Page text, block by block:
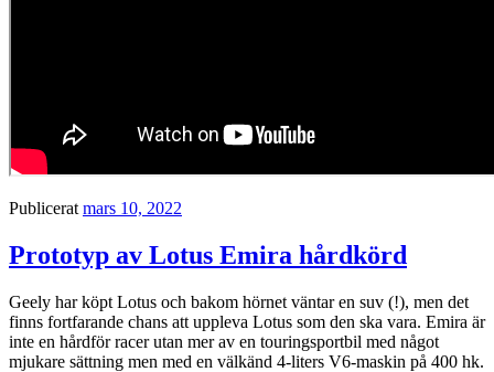
Publicerat mars 10, 2022
Prototyp av Lotus Emira hårdkörd
Geely har köpt Lotus och bakom hörnet väntar en suv (!), men det
finns fortfarande chans att uppleva Lotus som den ska vara. Emira är
inte en hårdför racer utan mer av en touringsportbil med något
mjukare sättning men med en välkänd 4-liters V6-maskin på 400 hk.